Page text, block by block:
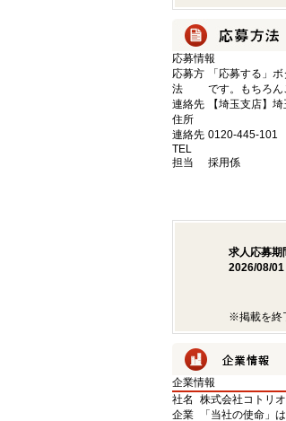
応募情報
応募方
法
「応募する」
です。もちろん
連絡先
住所
【埼玉支店】
連絡先
TEL
0120-445-101
担当 採用係
求人応募期
2026/08/
※掲載を終
企業情報
社名
株式会社コトリオ
企業
「当社の使命」